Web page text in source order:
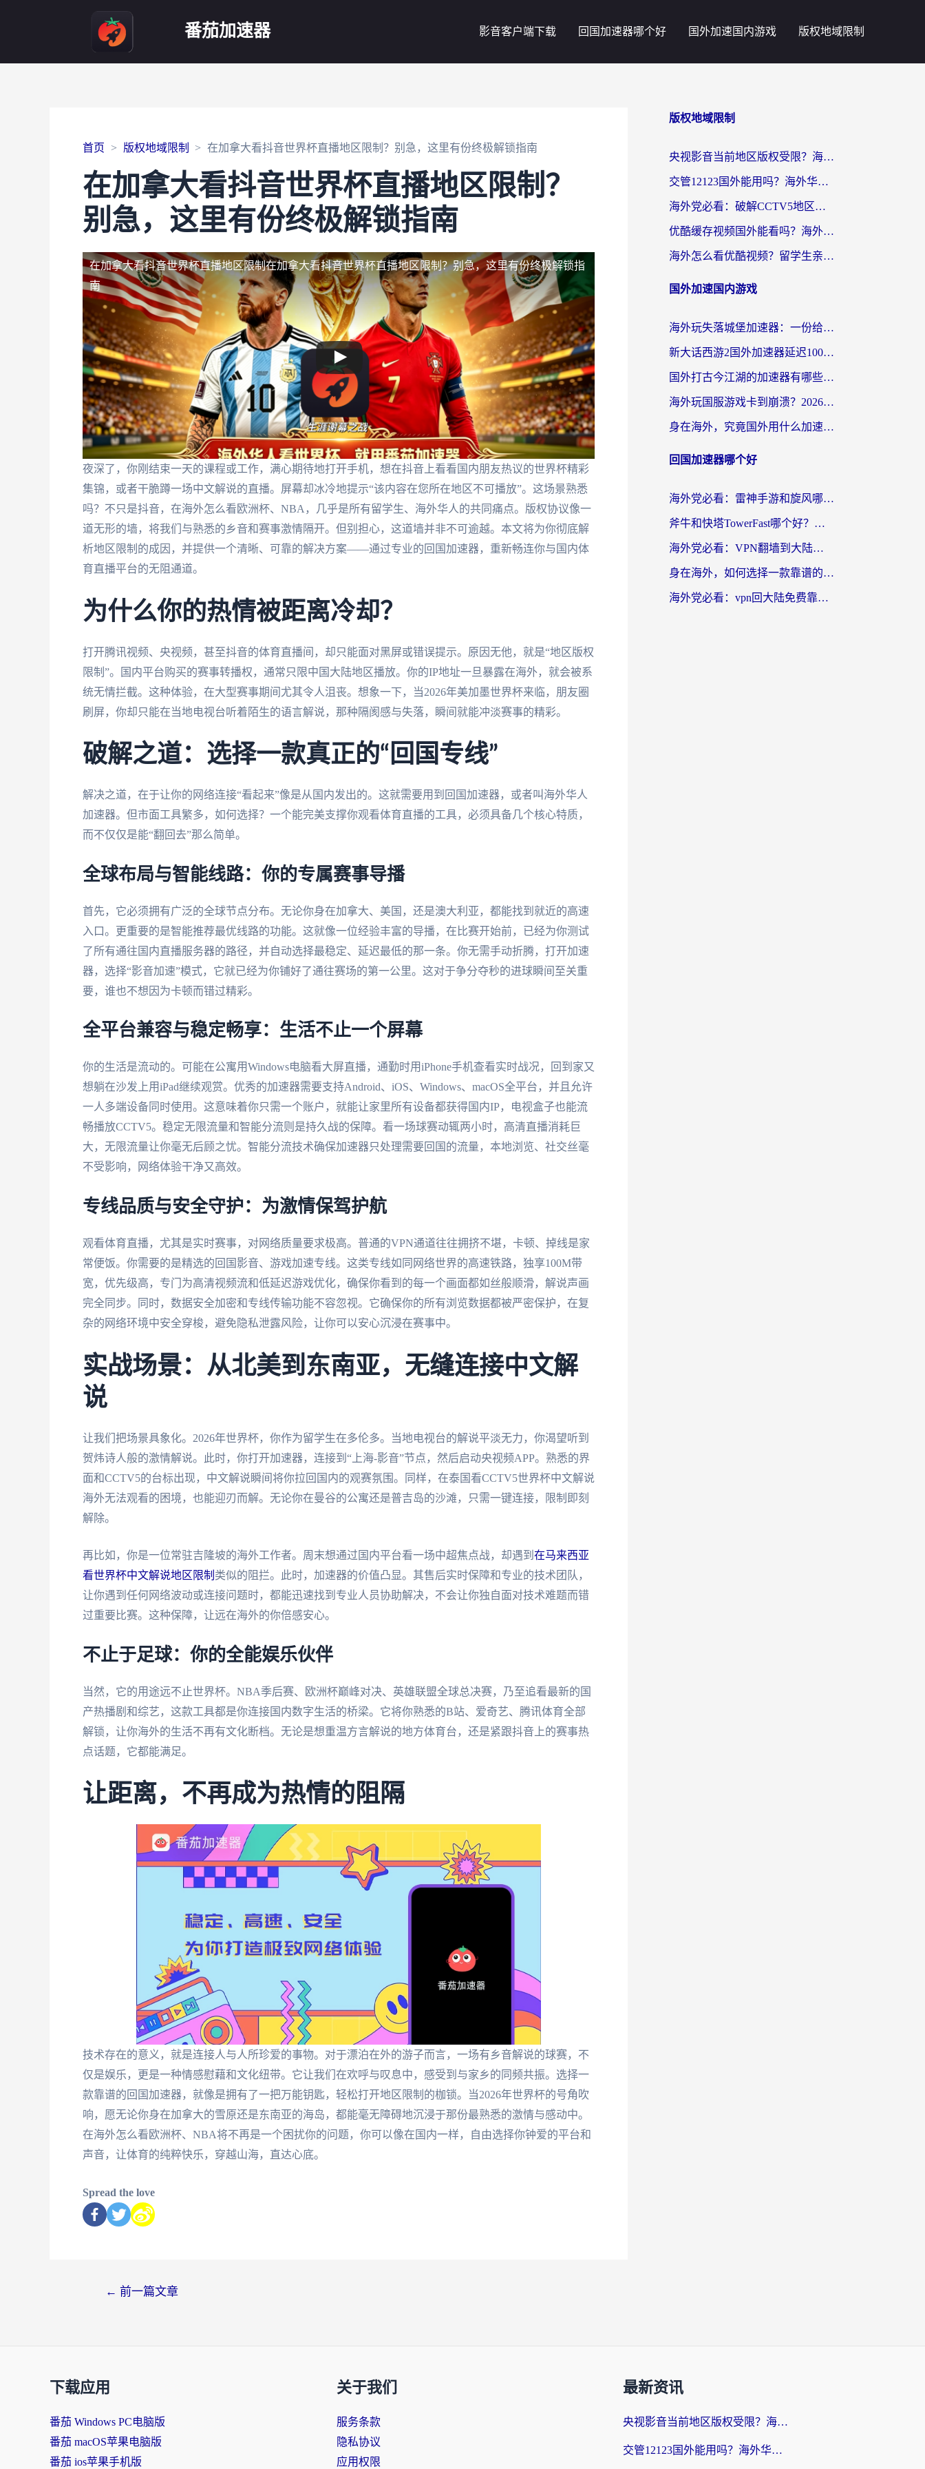
番茄加速器 影音客户端下载 回国加速器哪个好 国外加速国内游戏 版权地域限制
首页 版权地域限制 在加拿大看抖音世界杯直播地区限制？别急，这里有份终极解锁指南
在加拿大看抖音世界杯直播地区限制？
别急，这里有份终极解锁指南
在加拿大看抖音世界杯直播地区限制在加拿大看抖音世界杯直播地区限制？别急，这里有份终极解锁指
南
夜深了，你刚结束一天的课程或工作，满心期待地打开手机，想在抖音上看看国内朋友热议的世界杯精彩
集锦，或者干脆蹲一场中文解说的直播。屏幕却冰冷地提示“该内容在您所在地区不可播放”。这场景熟悉
吗？不只是抖音，在海外怎么看欧洲杯、NBA，几乎是所有留学生、海外华人的共同痛点。版权协议像一
道无形的墙，将我们与熟悉的乡音和赛事激情隔开。但别担心，这道墙并非不可逾越。本文将为你彻底解
析地区限制的成因，并提供一个清晰、可靠的解决方案——通过专业的回国加速器，重新畅连你与国内体
育直播平台的无阻通道。
为什么你的热情被距离冷却？
打开腾讯视频、央视频，甚至抖音的体育直播间，却只能面对黑屏或错误提示。原因无他，就是“地区版权
限制”。国内平台购买的赛事转播权，通常只限中国大陆地区播放。你的IP地址一旦暴露在海外，就会被系
统无情拦截。这种体验，在大型赛事期间尤其令人沮丧。想象一下，当2026年美加墨世界杯来临，朋友圈
刷屏，你却只能在当地电视台听着陌生的语言解说，那种隔阂感与失落，瞬间就能冲淡赛事的精彩。
破解之道：选择一款真正的“回国专线”
解决之道，在于让你的网络连接“看起来”像是从国内发出的。这就需要用到回国加速器，或者叫海外华人
加速器。但市面工具繁多，如何选择？一个能完美支撑你观看体育直播的工具，必须具备几个核心特质，
而不仅仅是能“翻回去”那么简单。
全球布局与智能线路：你的专属赛事导播
首先，它必须拥有广泛的全球节点分布。无论你身在加拿大、美国，还是澳大利亚，都能找到就近的高速
入口。更重要的是智能推荐最优线路的功能。这就像一位经验丰富的导播，在比赛开始前，已经为你测试
了所有通往国内直播服务器的路径，并自动选择最稳定、延迟最低的那一条。你无需手动折腾，打开加速
器，选择“影音加速”模式，它就已经为你铺好了通往赛场的第一公里。这对于争分夺秒的进球瞬间至关重
要，谁也不想因为卡顿而错过精彩。
全平台兼容与稳定畅享：生活不止一个屏幕
你的生活是流动的。可能在公寓用Windows电脑看大屏直播，通勤时用iPhone手机查看实时战况，回到家又
想躺在沙发上用iPad继续观赏。优秀的加速器需要支持Android、iOS、Windows、macOS全平台，并且允许
一人多端设备同时使用。这意味着你只需一个账户，就能让家里所有设备都获得国内IP，电视盒子也能流
畅播放CCTV5。稳定无限流量和智能分流则是持久战的保障。看一场球赛动辄两小时，高清直播消耗巨
大，无限流量让你毫无后顾之忧。智能分流技术确保加速器只处理需要回国的流量，本地浏览、社交丝毫
不受影响，网络体验干净又高效。
专线品质与安全守护：为激情保驾护航
观看体育直播，尤其是实时赛事，对网络质量要求极高。普通的VPN通道往往拥挤不堪，卡顿、掉线是家
常便饭。你需要的是精选的回国影音、游戏加速专线。这类专线如同网络世界的高速铁路，独享100M带
宽，优先级高，专门为高清视频流和低延迟游戏优化，确保你看到的每一个画面都如丝般顺滑，解说声画
完全同步。同时，数据安全加密和专线传输功能不容忽视。它确保你的所有浏览数据都被严密保护，在复
杂的网络环境中安全穿梭，避免隐私泄露风险，让你可以安心沉浸在赛事中。
实战场景：从北美到东南亚，无缝连接中文解
说
让我们把场景具象化。2026年世界杯，你作为留学生在多伦多。当地电视台的解说平淡无力，你渴望听到
贺炜诗人般的激情解说。此时，你打开加速器，连接到“上海-影音”节点，然后启动央视频APP。熟悉的界
面和CCTV5的台标出现，中文解说瞬间将你拉回国内的观赛氛围。同样，在泰国看CCTV5世界杯中文解说
海外无法观看的困境，也能迎刃而解。无论你在曼谷的公寓还是普吉岛的沙滩，只需一键连接，限制即刻
解除。
再比如，你是一位常驻吉隆坡的海外工作者。周末想通过国内平台看一场中超焦点战，却遇到 在马来西亚
看世界杯中文解说地区限制 类似的阻拦。此时，加速器的价值凸显。其售后实时保障和专业的技术团队，
让你遇到任何网络波动或连接问题时，都能迅速找到专业人员协助解决，不会让你独自面对技术难题而错
过重要比赛。这种保障，让远在海外的你倍感安心。
不止于足球：你的全能娱乐伙伴
当然，它的用途远不止世界杯。NBA季后赛、欧洲杯巅峰对决、英雄联盟全球总决赛，乃至追看最新的国
产热播剧和综艺，这款工具都是你连接国内数字生活的桥梁。它将你熟悉的B站、爱奇艺、腾讯体育全部
解锁，让你海外的生活不再有文化断档。无论是想重温方言解说的地方体育台，还是紧跟抖音上的赛事热
点话题，它都能满足。
让距离，不再成为热情的阻隔
技术存在的意义，就是连接人与人所珍爱的事物。对于漂泊在外的游子而言，一场有乡音解说的球赛，不
仅是娱乐，更是一种情感慰藉和文化纽带。它让我们在欢呼与叹息中，感受到与家乡的同频共振。选择一
款靠谱的回国加速器，就像是拥有了一把万能钥匙，轻松打开地区限制的枷锁。当2026年世界杯的号角吹
响，愿无论你身在加拿大的雪原还是东南亚的海岛，都能毫无障碍地沉浸于那份最熟悉的激情与感动中。
在海外怎么看欧洲杯、NBA将不再是一个困扰你的问题，你可以像在国内一样，自由选择你钟爱的平台和
声音，让体育的纯粹快乐，穿越山海，直达心底。
Spread the love
← 前一篇文章
版权地域限制
央视影音当前地区版权受限？海外党追剧看片的终极解决方案来了
交管12123国外能用吗？海外华人亲测有效的回国加速器选择指南
海外党必看：破解CCTV5地区限制，这样看欧洲杯奥运直播才够爽！
优酷缓存视频国外能看吗？海外党追剧看片的终极解决方案来了
海外怎么看优酷视频？留学生亲测有效的回国加速器选择指南
国外加速国内游戏
海外玩失落城堡加速器：一份给漂泊玩家的网络自救指南
新大话西游2国外加速器延迟100以下怎么办？海外党实测有效的低延迟指南
国外打古今江湖的加速器有哪些游戏？一个海外玩家的终极选择指南
海外玩国服游戏卡到崩溃？2026加速器免费推荐+实用指南（亲测有效）
身在海外，究竟国外用什么加速器打wow好？
回国加速器哪个好
海外党必看：雷神手游和旋风哪个好？3分钟选对回国加速器，无缝刷国内剧玩游戏
斧牛和快塔TowerFast哪个好？海外党如何选对回国加速器
海外党必看：VPN翻墙到大陆的实用指南——从看CCTV5到选加速器，一篇全搞定
身在海外，如何选择一款靠谱的加速国内网络的加速器？
海外党必看：vpn回大陆免费靠谱吗？3步选对加速器实现无缝刷国内资源
下载应用
番茄 Windows PC电脑版
番茄 macOS苹果电脑版
番茄 ios苹果手机版
关于我们
服务条款
隐私协议
应用权限
最新资讯
央视影音当前地区版权受限？海外党追剧看片的终极解决方案来了
交管12123国外能用吗？海外华人亲测有效的回国加速器选择指南